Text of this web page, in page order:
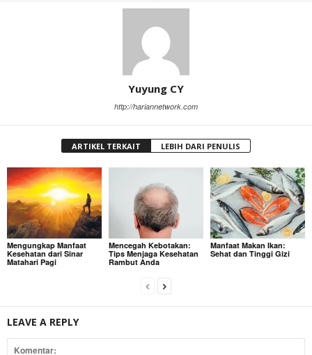
Yuyung CY
http://hariannetwork.com
ARTIKEL TERKAIT LEBIH DARI PENULIS
Mengungkap Manfaat
Kesehatan dari Sinar
Matahari Pagi
Mencegah Kebotakan:
Tips Menjaga Kesehatan
Rambut Anda
Manfaat Makan Ikan:
Sehat dan Tinggi Gizi
LEAVE A REPLY